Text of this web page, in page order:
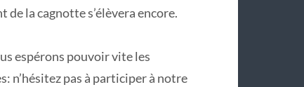
de la cagnotte s’élèvera encore.
espérons pouvoir vite les
n’hésitez pas à participer à notre